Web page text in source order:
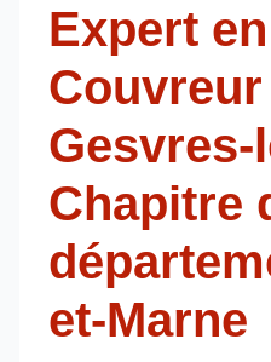
Expert
Couvreur
Gesvres-
Chapitre
et-Marne